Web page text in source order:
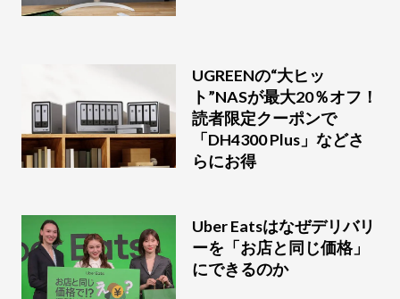
UGREENの“大ヒッ
ト”NASが最大20％オフ！
読者限定クーポンで
「DH4300 Plus」などさ
らにお得
Uber Eatsはなぜデリバリ
ーを「お店と同じ価格」
にできるのか